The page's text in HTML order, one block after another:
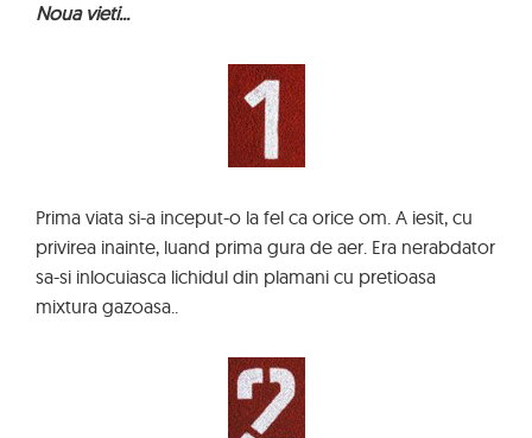
Noua vieti...
Prima viata si-a inceput-o la fel ca orice om. A iesit, cu
privirea inainte, luand prima gura de aer. Era nerabdator
sa-si inlocuiasca lichidul din plamani cu pretioasa
mixtura gazoasa..